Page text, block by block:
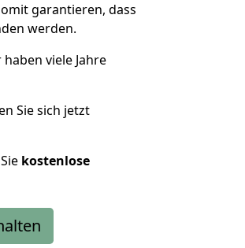
garantieren, dass
werden.
viele Jahre
Sie sich jetzt
kostenlose